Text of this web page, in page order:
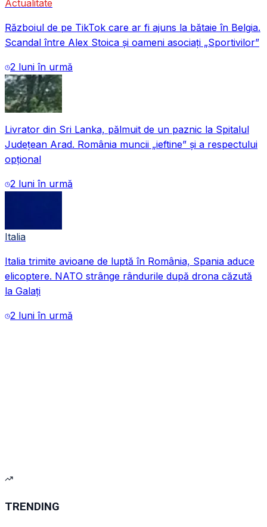
VIDEO
Actualitate
Războiul de pe TikTok care ar fi ajuns la bătaie în Belgia.
Scandal între Alex Stoica și oameni asociați „Sportivilor”
2 luni în urmă
Livrator din Sri Lanka, pălmuit de un paznic la Spitalul
Județean Arad. România muncii „ieftine” și a respectului
opțional
2 luni în urmă
Italia
Italia trimite avioane de luptă în România, Spania aduce
elicoptere. NATO strânge rândurile după drona căzută
la Galați
2 luni în urmă
TRENDING